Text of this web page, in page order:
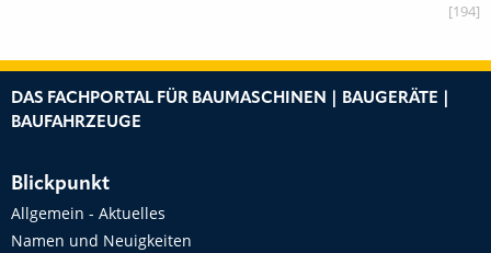
[194]
DAS FACHPORTAL FÜR BAUMASCHINEN | BAUGERÄTE |
BAUFAHRZEUGE
Blickpunkt
Allgemein - Aktuelles
Namen und Neuigkeiten